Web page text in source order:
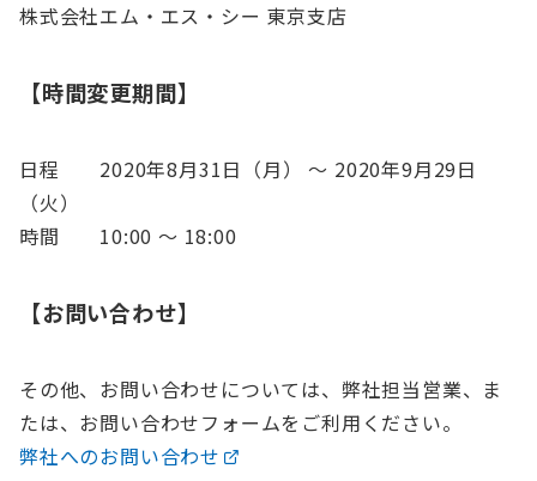
株式会社エム・エス・シー 東京支店
【時間変更期間】
日程 2020年8月31日（月） 〜 2020年9月29日
（火）
時間 10:00 〜 18:00
【お問い合わせ】
その他、お問い合わせについては、弊社担当営業、ま
たは、お問い合わせフォームをご利用ください。
弊社へのお問い合わせ